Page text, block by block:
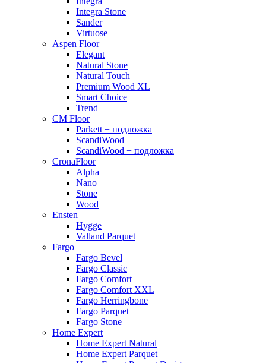
Integra Stone
Sander
Virtuose
Aspen Floor
Elegant
Natural Stone
Natural Touch
Premium Wood XL
Smart Choice
Trend
CM Floor
Parkett + подложка
ScandiWood
ScandiWood + подложка
CronaFloor
Alpha
Nano
Stone
Wood
Ensten
Hygge
Valland Parquet
Fargo
Fargo Bevel
Fargo Classic
Fargo Comfort
Fargo Comfort XXL
Fargo Herringbone
Fargo Parquet
Fargo Stone
Home Expert
Home Expert Natural
Home Expert Parquet